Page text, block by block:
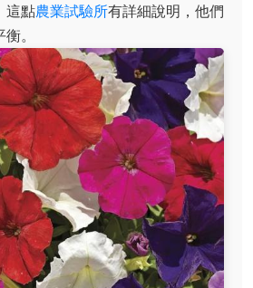
這點農業試驗所有詳細說明，他們
。